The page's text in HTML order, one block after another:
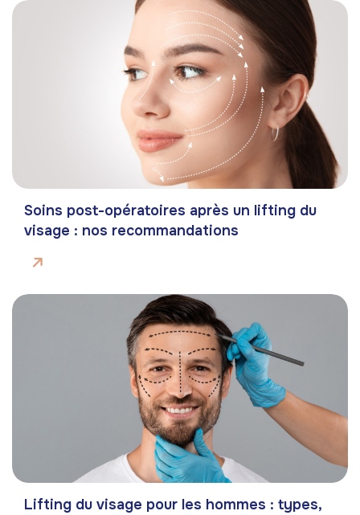
Soins post-opératoires après un lifting du
visage : nos recommandations
Lifting du visage pour les hommes : types,